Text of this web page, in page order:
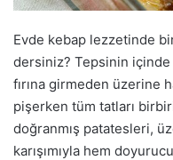
n
d
e
r
m
Evde kebap lezzetinde
dersiniz? Tepsinin
fırına girmeden üzerine
pişerken tüm tatları
doğranmış patatesleri,
karışımıyla hem